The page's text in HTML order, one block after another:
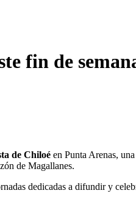
fin de
de Chiloé en Punta Arenas,
de Magallanes.
dedicadas a difundir y